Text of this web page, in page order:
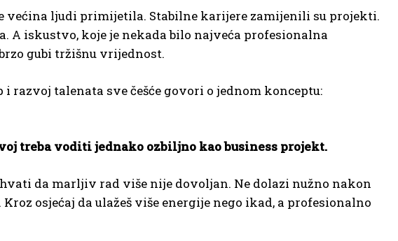
većina ljudi primijetila. Stabilne karijere zamijenili su projekti.
A iskustvo, koje je nekada bilo najveća profesionalna
gubi tržišnu vrijednost.
razvoj talenata sve češće govori o jednom konceptu:
treba voditi jednako ozbiljno kao business projekt.
da marljiv rad više nije dovoljan. Ne dolazi nužno nakon
osjećaj da ulažeš više energije nego ikad, a profesionalno